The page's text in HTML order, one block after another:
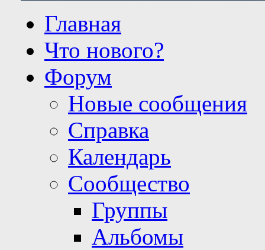
Главная
Что нового?
Форум
Новые сообщения
Справка
Календарь
Сообщество
Группы
Альбомы